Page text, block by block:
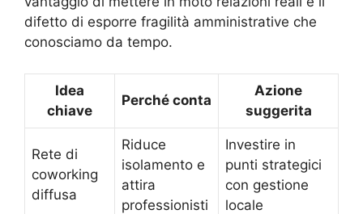
difetto di esporre fragilità amministrative che
conosciamo da tempo.
Idea
chiave
Perché conta
Azione
suggerita
Rete di
coworking
diffusa
Riduce
isolamento e
attira
professionisti
Investire in
punti strategici
con gestione
locale